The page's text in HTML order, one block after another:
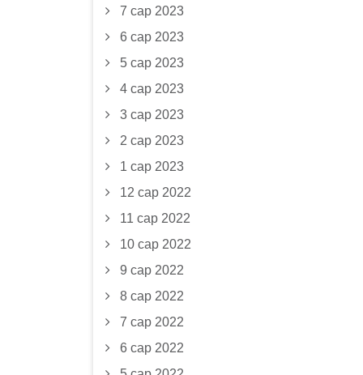
7 сар 2023
6 сар 2023
5 сар 2023
4 сар 2023
3 сар 2023
2 сар 2023
1 сар 2023
12 сар 2022
11 сар 2022
10 сар 2022
9 сар 2022
8 сар 2022
7 сар 2022
6 сар 2022